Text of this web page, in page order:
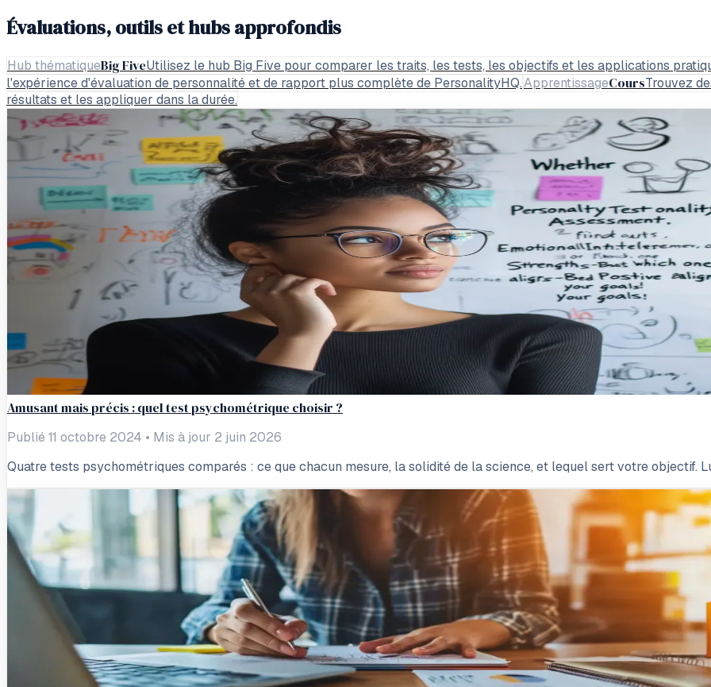
Évaluations, outils et hubs approfondis
Hub thématiqueBig FiveUtilisez le hub Big Five pour comparer les traits, les tests, les objectifs et les applications
l'expérience d'évaluation de personnalité et de rapport plus complète de PersonalityHQ.ApprentissageCoursTrouvez
résultats et les appliquer dans la durée.
Amusant mais précis : quel test psychométrique choisir ?
Publié 11 octobre 2024 • Mis à jour 2 juin 2026
Quatre tests psychométriques comparés : ce que chacun mesure, la solidité de la science, et lequel sert votre objectif.